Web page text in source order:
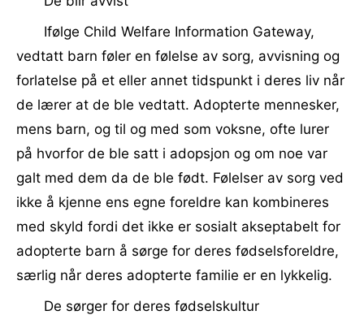
Ifølge Child Welfare Information Gateway,
vedtatt barn føler en følelse av sorg, avvisning og
forlatelse på et eller annet tidspunkt i deres liv når
de lærer at de ble vedtatt. Adopterte mennesker,
mens barn, og til og med som voksne, ofte lurer
på hvorfor de ble satt i adopsjon og om noe var
galt med dem da de ble født. Følelser av sorg ved
ikke å kjenne ens egne foreldre kan kombineres
med skyld fordi det ikke er sosialt akseptabelt for
adopterte barn å sørge for deres fødselsforeldre,
særlig når deres adopterte familie er en lykkelig.
De sørger for deres fødselskultur